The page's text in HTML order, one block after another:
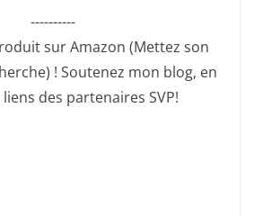
----------
sur Amazon (Mettez son
! Soutenez mon blog, en
des partenaires SVP!